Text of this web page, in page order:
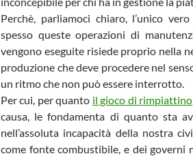
Perchè, parliamoci chiaro, l’unico
spesso queste operazioni di
vengono eseguite risiede proprio nella
produzione che deve procedere nel
un ritmo che non può essere interrotto.
Per cui, per quanto il gioco di rimpiattino
causa, le fondamenta di quanto sta
nell’assoluta incapacità della nostra
come fonte combustibile, e dei governi